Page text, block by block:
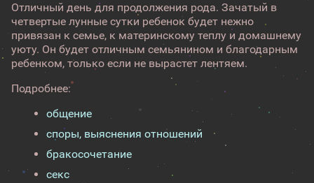
Отличный день для продолжения рода. Зачатый в
четвертые лунные сутки ребенок будет нежно
привязан к семье, к материнскому теплу и домашнему
уюту. Он будет отличным семьянином и благодарным
ребенком, только если не вырастет лентяем.
Подробнее:
общение
споры, выяснения отношений
бракосочетание
секс